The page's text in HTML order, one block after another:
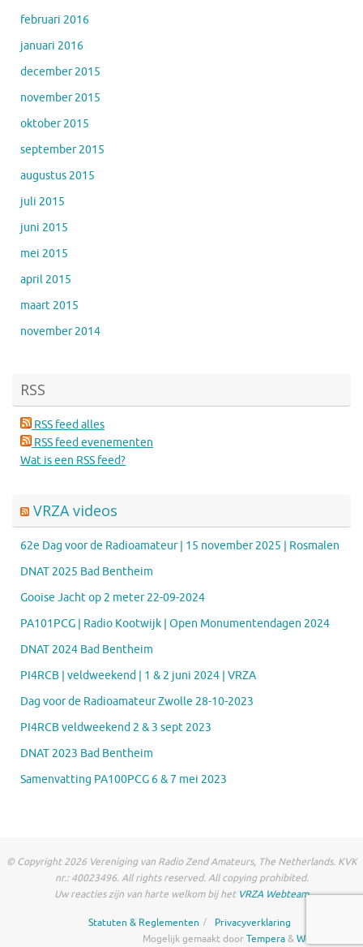
februari 2016
januari 2016
december 2015
november 2015
oktober 2015
september 2015
augustus 2015
juli 2015
juni 2015
mei 2015
april 2015
maart 2015
november 2014
RSS
RSS feed alles
RSS feed evenementen
Wat is een RSS feed?
VRZA videos
62e Dag voor de Radioamateur | 15 november 2025 | Rosmalen
DNAT 2025 Bad Bentheim
Gooise Jacht op 2 meter 22-09-2024
PA101PCG | Radio Kootwijk | Open Monumentendagen 2024
DNAT 2024 Bad Bentheim
PI4RCB | veldweekend | 1 & 2 juni 2024 | VRZA
Dag voor de Radioamateur Zwolle 28-10-2023
PI4RCB veldweekend 2 & 3 sept 2023
DNAT 2023 Bad Bentheim
Samenvatting PA100PCG 6 & 7 mei 2023
© Copyright 2026 Vereniging van Radio Zend Amateurs, The Netherlands. KVK
nr.: 40023496. All rights reserved. All copying prohibited.
Uw reacties zijn van harte welkom bij het VRZA Webteam
Statuten & Reglementen
Privacyverklaring
Mogelijk gemaakt doorTempera&WordPress.